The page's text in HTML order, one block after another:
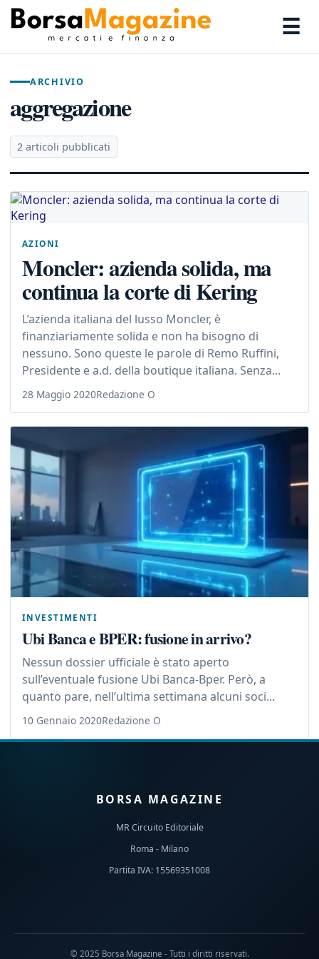
☰
ARCHIVIO
aggregazione
2 articoli pubblicati
AZIONI
Moncler: azienda solida, ma
continua la corte di Kering
L’azienda italiana del lusso Moncler, è
finanziariamente solida e non ha bisogno di
nessuno. Sono queste le parole di Remo Ruffini,
Presidente e a.d. della boutique italiana. Senza...
28 Maggio 2020Redazione O
INVESTIMENTI
Ubi Banca e BPER: fusione in arrivo?
Nessun dossier ufficiale è stato aperto
sull’eventuale fusione Ubi Banca-Bper. Però, a
quanto pare, nell’ultima settimana alcuni soci...
10 Gennaio 2020Redazione O
BORSA MAGAZINE
MR Circuito Editoriale
Roma - Milano
Partita IVA: 15569351008
© 2025 Borsa Magazine - Tutti i diritti riservati.